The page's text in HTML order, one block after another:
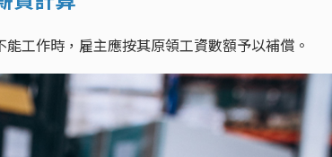
工作時，雇主應按其原領工資數額予以補償。